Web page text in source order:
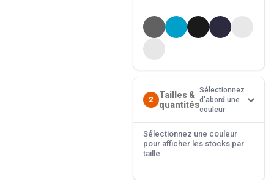
2
Tailles &
quantités
Sélectionnez
d'abord une
couleur
Sélectionnez une couleur
pour afficher les stocks par
taille.